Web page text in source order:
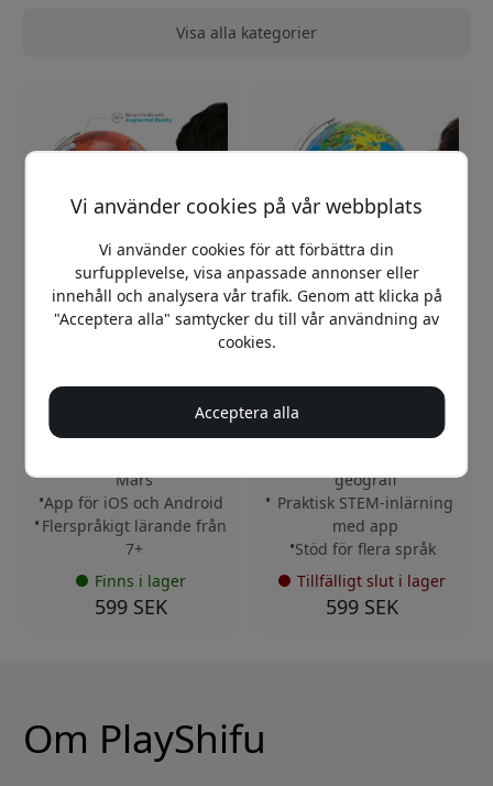
Visa alla kategorier
SHIFU028
för barn från 7 år, med
app för iOS och Android
Mars
App för iOS och Android
Flerspråkigt lärande från
7+
Finns i lager
599 SEK
SHIFU014
utbildningsglob för barn
från 4 år med flerspråkig
geografi
Praktisk STEM-inlärning
med app
Stöd för flera språk
Tillfälligt slut i lager
599 SEK
Om PlayShifu
Vi använder cookies på vår webbplats
Vi använder cookies för att förbättra din
surfupplevelse, visa anpassade annonser eller
innehåll och analysera vår trafik. Genom att klicka på
"Acceptera alla" samtycker du till vår användning av
cookies.
Acceptera alla